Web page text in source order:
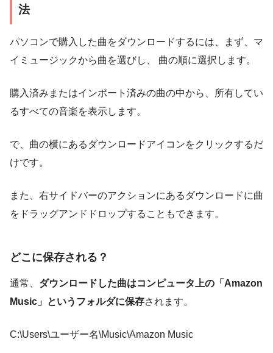
法
パソコンで購入した曲をダウンロードするには、まず、マ
イミュージックから曲を選びし、 曲の順に選択します。
購入済みまたはインポート済みの曲の中から、所有してい
るすべての音楽を表示します。
で、曲の横にあるダウンロードアイコンをクリックするだ
けです。
また、右サイドバーのアクションにあるダウンロードに曲
をドラッグアンドドロップすることもできます。
どこに保存される？
通常、 ダウンロードした曲はコンピュータ上の「Amazon
Music」というフォルダに保存されます。
C:\Users\ユーザー名\Music\Amazon Music